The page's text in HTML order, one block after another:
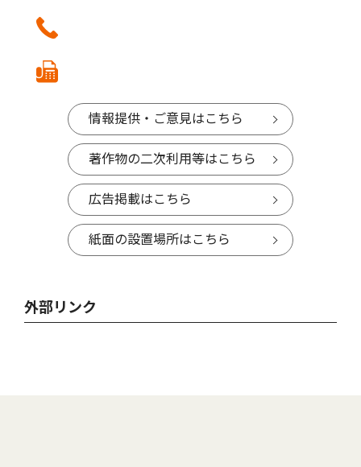
情報提供・ご意見はこちら
著作物の二次利用等はこちら
広告掲載はこちら
紙面の設置場所はこちら
外部リンク